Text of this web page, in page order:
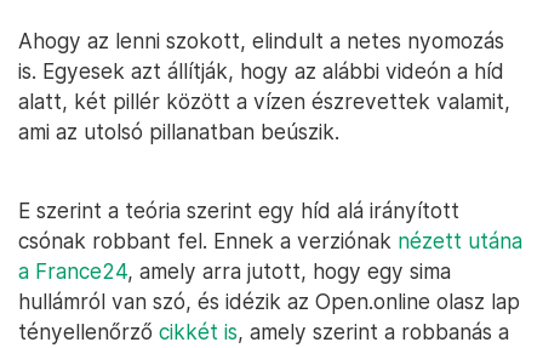
Ahogy az lenni szokott, elindult a netes nyomozás
is. Egyesek azt állítják, hogy az alábbi videón a híd
alatt, két pillér között a vízen észrevettek valamit,
ami az utolsó pillanatban beúszik.
E szerint a teória szerint egy híd alá irányított
csónak robbant fel. Ennek a verziónak nézett utána
a France24, amely arra jutott, hogy egy sima
hullámról van szó, és idézik az Open.online olasz lap
tényellenőrző cikkét is, amely szerint a robbanás a